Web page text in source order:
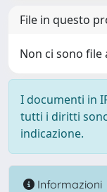
File in questo
Non ci sono
I documenti in
tutti i diritti
indicazione.
Informazioni